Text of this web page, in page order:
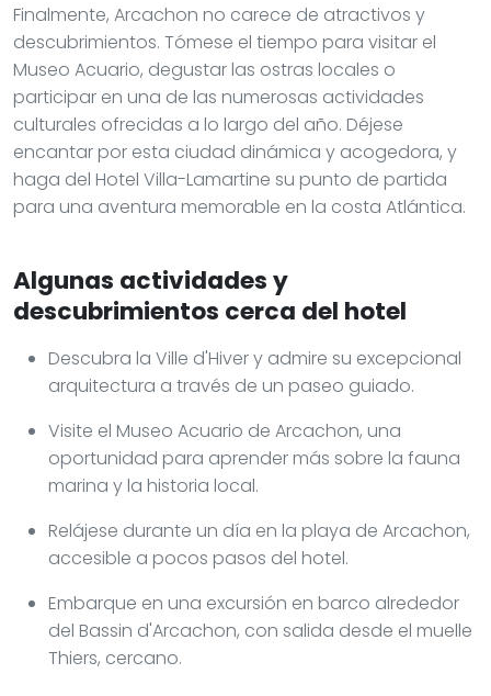
Finalmente, Arcachon no carece de atractivos y
descubrimientos. Tómese el tiempo para visitar el
Museo Acuario, degustar las ostras locales o
participar en una de las numerosas actividades
culturales ofrecidas a lo largo del año. Déjese
encantar por esta ciudad dinámica y acogedora, y
haga del Hotel Villa-Lamartine su punto de partida
para una aventura memorable en la costa Atlántica.
Algunas actividades y
descubrimientos cerca del hotel
Descubra la Ville d'Hiver y admire su excepcional
arquitectura a través de un paseo guiado.
Visite el Museo Acuario de Arcachon, una
oportunidad para aprender más sobre la fauna
marina y la historia local.
Relájese durante un día en la playa de Arcachon,
accesible a pocos pasos del hotel.
Embarque en una excursión en barco alrededor
del Bassin d'Arcachon, con salida desde el muelle
Thiers, cercano.